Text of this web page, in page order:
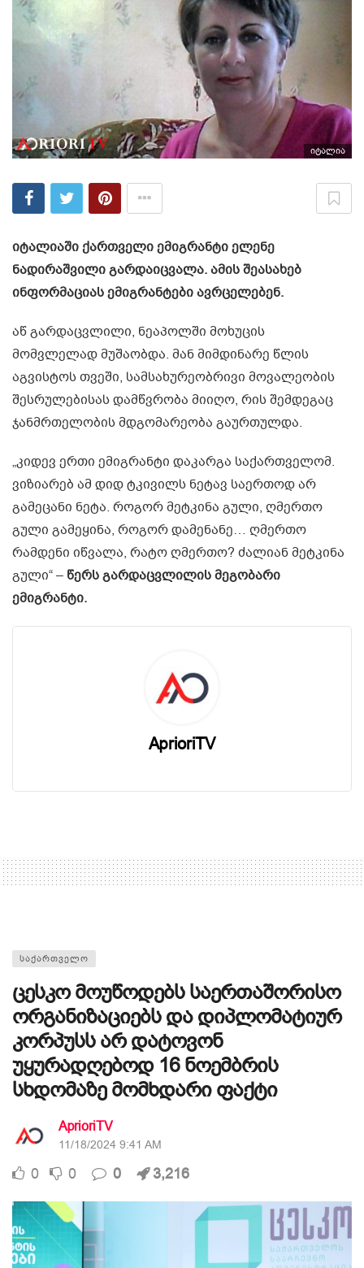
იტალია
იტალიაში ქართველი ემიგრანტი ელენე
ნადირაშვილი გარდაიცვალა. ამის შეასახებ
ინფორმაციას ემიგრანტები ავრცელებენ.
აწ გარდაცვლილი, ნეაპოლში მოხუცის
მომვლელად მუშაობდა. მან მიმდინარე წლის
აგვისტოს თვეში, სამსახურეობრივი მოვალეობის
შესრულებისას დამწვრობა მიიღო, რის შემდეგაც
ჯანმრთელობის მდგომარეობა გაურთულდა.
„კიდევ ერთი ემიგრანტი დაკარგა საქართველომ.
ვიზიარებ ამ დიდ ტკივილს ნეტავ საერთოდ არ
გამეცანი ნეტა. როგორ მეტკინა გული, ღმერთო
გული გამეყინა, როგორ დამენანე… ღმერთო
რამდენი იწვალა, რატო ღმერთო? ძალიან მეტკინა
გული“ – წერს გარდაცვლილის მეგობარი
ემიგრანტი.
AprioriTV
ᲡᲐᲥᲐᲠᲗᲕᲔᲚᲝ
ცესკო მოუწოდებს საერთაშორისო
ორგანიზაციებს და დიპლომატიურ
კორპუსს არ დატოვონ
უყურადღებოდ 16 ნოემბრის
სხდომაზე მომხდარი ფაქტი
AprioriTV
11/18/2024 9:41 AM
0 0 0 3,216